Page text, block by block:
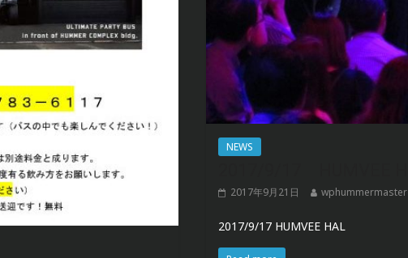
NEWS
2017年9月21日 wphummermaster
2017/9/17 HUMVEE HAL